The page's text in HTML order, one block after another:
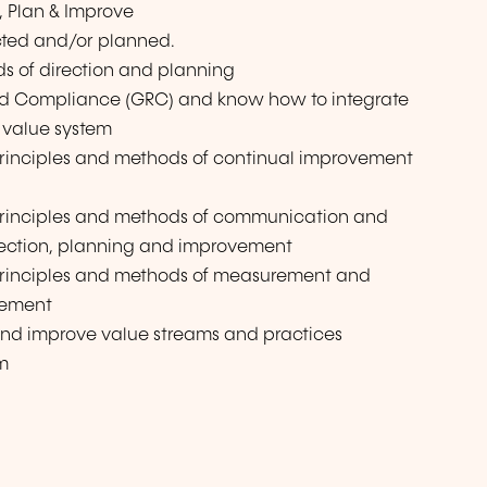
Plan & Improve
and/or planned.
of direction and planning
Compliance (GRC) and know how to integrate
system
and methods of continual improvement
and methods of communication and
planning and improvement
and methods of measurement and
improve value streams and practices